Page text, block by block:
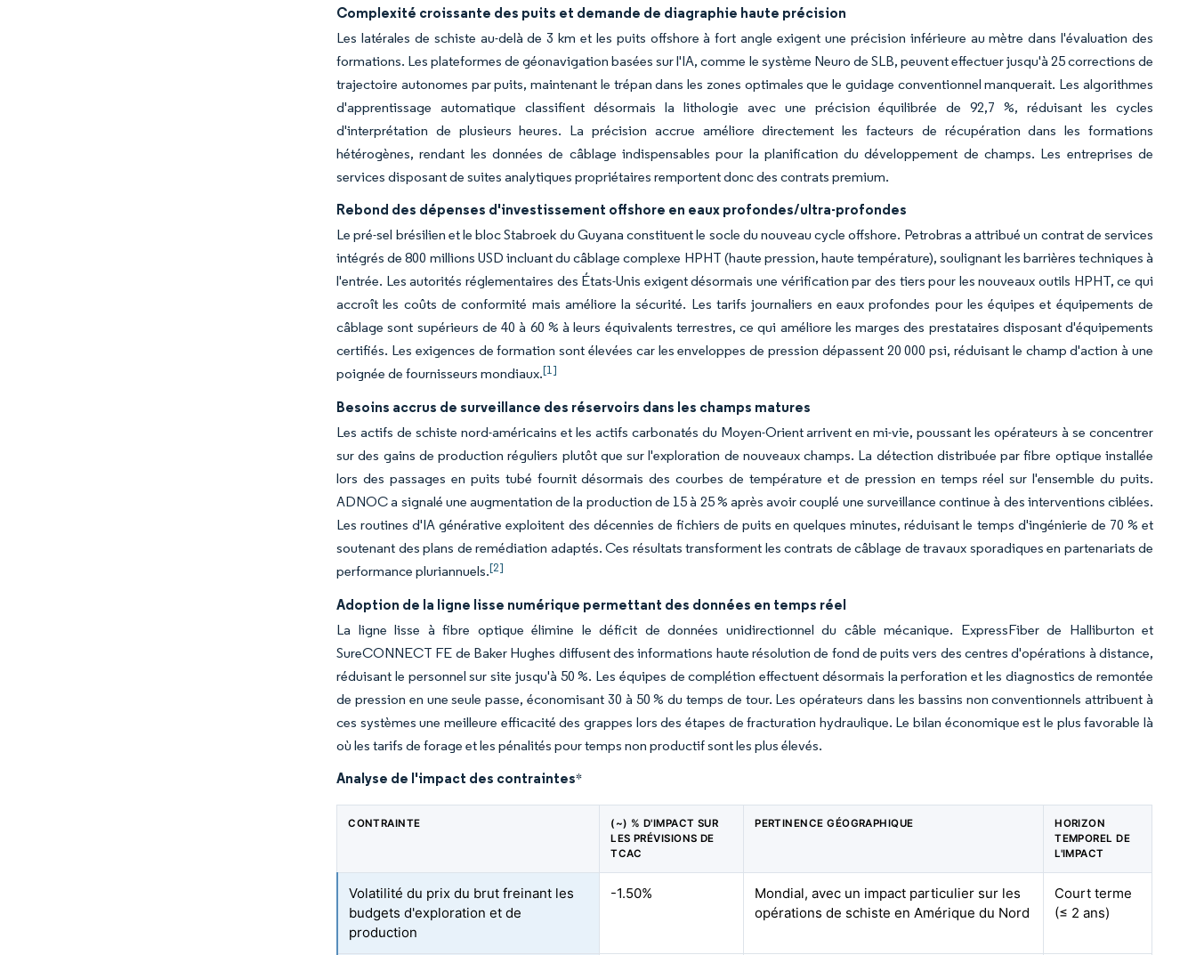
Complexité croissante des puits et demande de diagraphie haute précision
Les latérales de schiste au-delà de 3 km et les puits offshore à fort angle exigent une précision inférieure au mètre dans l'évaluation des
formations. Les plateformes de géonavigation basées sur l'IA, comme le système Neuro de SLB, peuvent effectuer jusqu'à 25 corrections de
trajectoire autonomes par puits, maintenant le trépan dans les zones optimales que le guidage conventionnel manquerait. Les algorithmes
d'apprentissage automatique classifient désormais la lithologie avec une précision équilibrée de 92,7 %, réduisant les cycles
d'interprétation de plusieurs heures. La précision accrue améliore directement les facteurs de récupération dans les formations
hétérogènes, rendant les données de câblage indispensables pour la planification du développement de champs. Les entreprises de
services disposant de suites analytiques propriétaires remportent donc des contrats premium.
Rebond des dépenses d'investissement offshore en eaux profondes/ultra-profondes
Le pré-sel brésilien et le bloc Stabroek du Guyana constituent le socle du nouveau cycle offshore. Petrobras a attribué un contrat de services
intégrés de 800 millions USD incluant du câblage complexe HPHT (haute pression, haute température), soulignant les barrières techniques à
l'entrée. Les autorités réglementaires des États-Unis exigent désormais une vérification par des tiers pour les nouveaux outils HPHT, ce qui
accroît les coûts de conformité mais améliore la sécurité. Les tarifs journaliers en eaux profondes pour les équipes et équipements de
câblage sont supérieurs de 40 à 60 % à leurs équivalents terrestres, ce qui améliore les marges des prestataires disposant d'équipements
certifiés. Les exigences de formation sont élevées car les enveloppes de pression dépassent 20 000 psi, réduisant le champ d'action à une
poignée de fournisseurs mondiaux.[1]
Besoins accrus de surveillance des réservoirs dans les champs matures
Les actifs de schiste nord-américains et les actifs carbonatés du Moyen-Orient arrivent en mi-vie, poussant les opérateurs à se concentrer
sur des gains de production réguliers plutôt que sur l'exploration de nouveaux champs. La détection distribuée par fibre optique installée
lors des passages en puits tubé fournit désormais des courbes de température et de pression en temps réel sur l'ensemble du puits.
ADNOC a signalé une augmentation de la production de 15 à 25 % après avoir couplé une surveillance continue à des interventions ciblées.
Les routines d'IA générative exploitent des décennies de fichiers de puits en quelques minutes, réduisant le temps d'ingénierie de 70 % et
soutenant des plans de remédiation adaptés. Ces résultats transforment les contrats de câblage de travaux sporadiques en partenariats de
performance pluriannuels.[2]
Adoption de la ligne lisse numérique permettant des données en temps réel
La ligne lisse à fibre optique élimine le déficit de données unidirectionnel du câble mécanique. ExpressFiber de Halliburton et
SureCONNECT FE de Baker Hughes diffusent des informations haute résolution de fond de puits vers des centres d'opérations à distance,
réduisant le personnel sur site jusqu'à 50 %. Les équipes de complétion effectuent désormais la perforation et les diagnostics de remontée
de pression en une seule passe, économisant 30 à 50 % du temps de tour. Les opérateurs dans les bassins non conventionnels attribuent à
ces systèmes une meilleure efficacité des grappes lors des étapes de fracturation hydraulique. Le bilan économique est le plus favorable là
où les tarifs de forage et les pénalités pour temps non productif sont les plus élevés.
Analyse de l'impact des contraintes*
CONTRAINTE
(~) % D'IMPACT SUR
LES PRÉVISIONS DE
TCAC
PERTINENCE GÉOGRAPHIQUE
HORIZON
TEMPOREL DE
L'IMPACT
Volatilité du prix du brut freinant les
budgets d'exploration et de
production
-1.50%
Mondial, avec un impact particulier sur les
opérations de schiste en Amérique du Nord
Court terme
(≤ 2 ans)